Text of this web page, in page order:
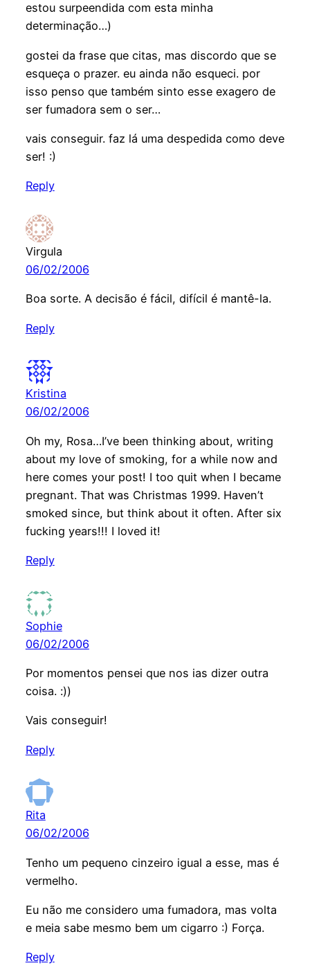
estou surpeendida com esta minha
determinação…)
gostei da frase que citas, mas discordo que se
esqueça o prazer. eu ainda não esqueci. por
isso penso que também sinto esse exagero de
ser fumadora sem o ser…
vais conseguir. faz lá uma despedida como deve
ser! :)
Reply
Virgula
06/02/2006
Boa sorte. A decisão é fácil, difícil é mantê-la.
Reply
Kristina
06/02/2006
Oh my, Rosa…I’ve been thinking about, writing
about my love of smoking, for a while now and
here comes your post! I too quit when I became
pregnant. That was Christmas 1999. Haven’t
smoked since, but think about it often. After six
fucking years!!! I loved it!
Reply
Sophie
06/02/2006
Por momentos pensei que nos ias dizer outra
coisa. :))
Vais conseguir!
Reply
Rita
06/02/2006
Tenho um pequeno cinzeiro igual a esse, mas é
vermelho.
Eu não me considero uma fumadora, mas volta
e meia sabe mesmo bem um cigarro :) Força.
Reply